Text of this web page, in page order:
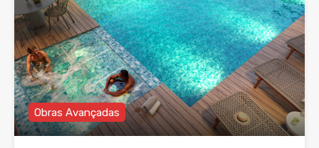
Obras Avançadas